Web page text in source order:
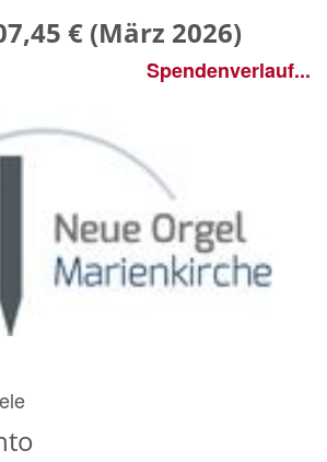
€ (März 2026)
Spendenverlauf...